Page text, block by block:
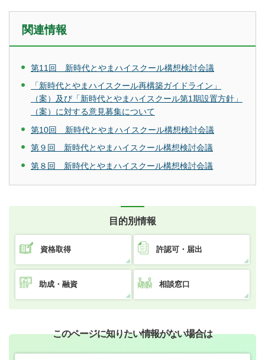
関連情報
第11回 新時代とやまハイスクール構想検討会議
「新時代とやまハイスクール再構築ガイドライン」
（案）及び「新時代とやまハイスクール第1期設置方針」
（案）に対する意見募集について
第10回 新時代とやまハイスクール構想検討会議
第９回 新時代とやまハイスクール構想検討会議
第８回 新時代とやまハイスクール構想検討会議
目的別情報
資格取得 許認可・届出
助成・融資 相談窓口
このページに知りたい情報がない場合は